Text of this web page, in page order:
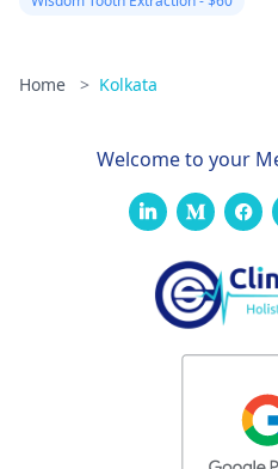
Home > Kolkata
Welcome to your